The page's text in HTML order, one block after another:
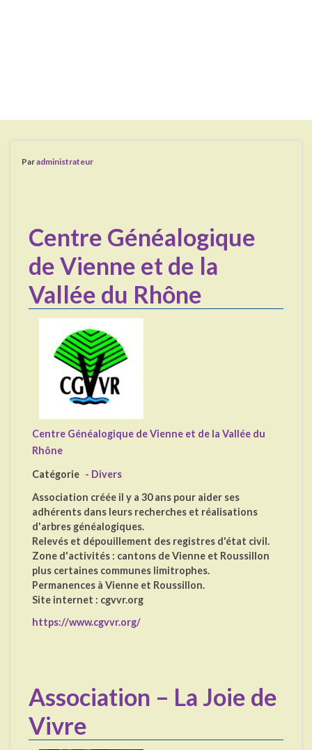
Paradministrateur
Centre Généalogique
de Vienne et de la
Vallée du Rhône
Centre Généalogique de Vienne et de la Vallée du
Rhône
Catégorie - Divers
Association créée il y a 30 ans pour aider ses
adhérents dans leurs recherches et réalisations
d'arbres généalogiques.
Relevés et dépouillement des registres d'état civil.
Zone d'activités : cantons de Vienne et Roussillon
plus certaines communes limitrophes.
Permanences à Vienne et Roussillon.
Site internet : cgvvr.org
https://www.cgvvr.org/
Association – La Joie de
Vivre